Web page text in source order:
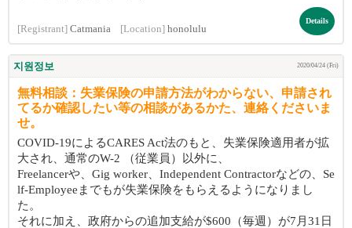
[Registrant] Catmania [Location] honolulu
Details
지원정보 2020/04/24 (Fri)
無料相談：失業保険の申請方法がわからない、申請され
てるか確認したい等の相談があるかた、連絡くださいま
せ。
COVID-19によるCARES Act法のもと、失業保険適用者が拡
大され、通常のW-2 （従業員）以外に、
Freelancerや、Gig worker、Independent Contractorなどの、Se
lf-Employeeまでもが失業保険をもらえるようになりまし
た。
それに加え、政府からの追加支給が$600（毎週）が7月31日